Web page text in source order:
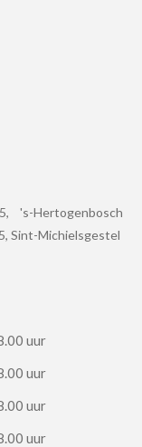
's-Hertogenbosch
Sint-Michielsgestel
uur
uur
uur
uur